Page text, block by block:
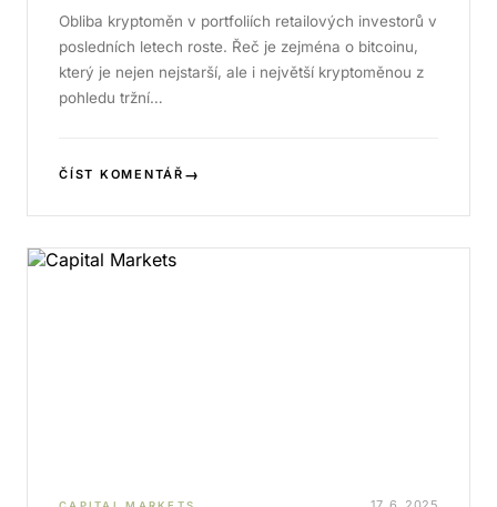
Obliba kryptoměn v portfoliích retailových investorů v
posledních letech roste. Řeč je zejména o bitcoinu,
který je nejen nejstarší, ale i největší kryptoměnou z
pohledu tržní…
ČÍST KOMENTÁŘ →